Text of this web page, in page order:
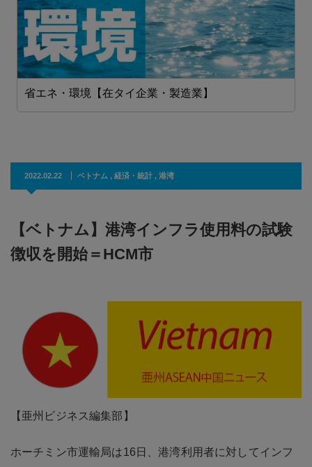
省エネ・環境【在タイ企業・製造業】
2022.02.22 ベトナム , 経済・統計 , 港湾
【ベトナム】港湾インフラ使用料の試験
徴収を開始＝HCM市
【亜州ビジネス編集部】
ホーチミン市運輸局は16日、港湾利用者に対してインフ